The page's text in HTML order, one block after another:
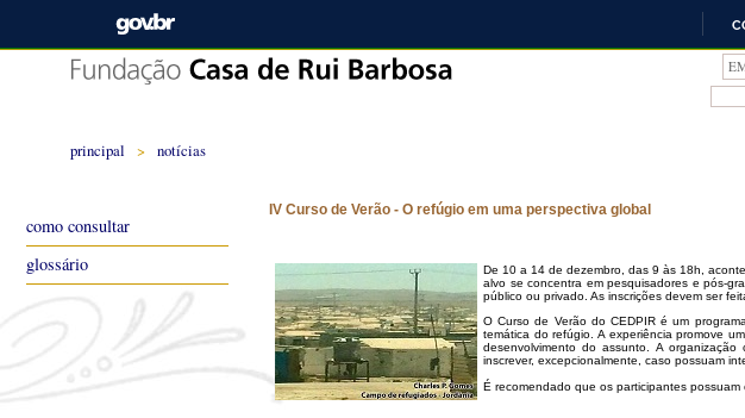
principal > notícias
IV Curso de Verão - O refúgio em uma perspectiva global
De 10 a 14 de dezembro, das 9 às 18h,
alvo se concentra em pesquisadores e pós-
público ou privado. As inscrições devem ser
O Curso de Verão do CEDPIR é um
temática do refúgio. A experiência promove
desenvolvimento do assunto. A
inscrever, excepcionalmente, caso possuam
É recomendado que os participantes
como consultar
glossário